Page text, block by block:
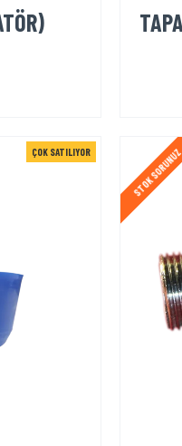
ÇOK SATILIYOR STOK SORUNUZ